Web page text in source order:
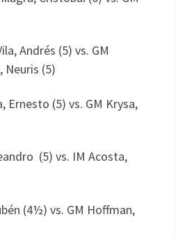
Andrés (5) vs. GM
Neuris (5)
Ernesto (5) vs. GM Krysa,
(5) vs. IM Acosta,
(4½) vs. GM Hoffman,